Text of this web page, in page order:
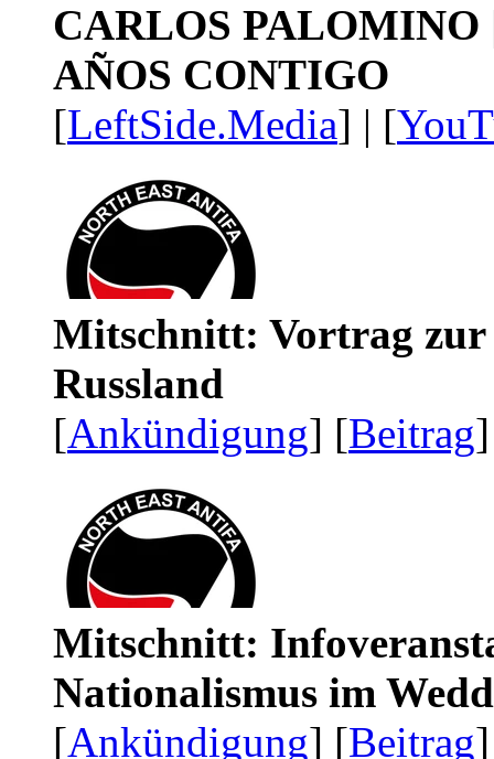
CARLOS PALOMINO
AÑOS CONTIGO
[LeftSide.Media] | [
Mitschnitt: Vortrag zur
Russland
[Ankündigung] [Beitrag
Mitschnitt:
Nationalismus im
[Ankündigung] [Beitrag